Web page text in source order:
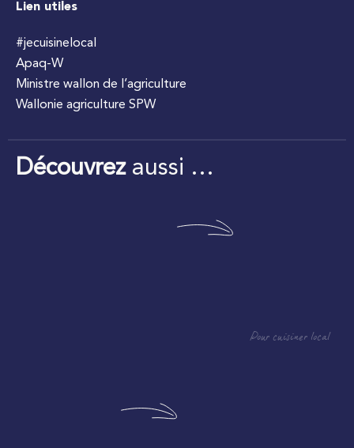
Lien utiles
#jecuisinelocal
Apaq-W
Ministre wallon de l’agriculture
Wallonie agriculture SPW
Découvrezaussi …
Pour cuisiner local